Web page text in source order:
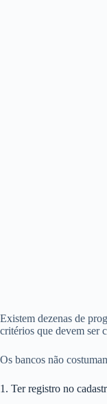
Existem dezenas de
critérios que devem ser
Os bancos não
1. Ter registro no